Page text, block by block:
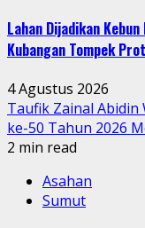
Lahan Dijadikan
Kubangan Tompek
4 Agustus 2026
Taufik Zainal Abidin
ke-50 Tahun 2026
2 min read
Asahan
Sumut